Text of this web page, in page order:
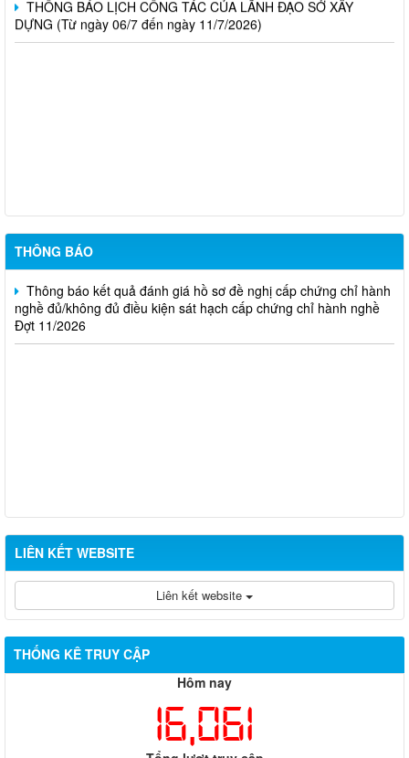
DỰNG (Từ ngày 06/7 đến ngày 11/7/2026)
THÔNG BÁO
Đợt 10/2026
Thông báo kết quả đánh giá hồ sơ đề nghị cấp chứng chỉ hành
nghề đủ/không đủ điều kiện sát hạch cấp chứng chỉ hành nghề
Đợt 11/2026
LIÊN KẾT WEBSITE
Liên kết website
THỐNG KÊ TRUY CẬP
Hôm nay
16,061